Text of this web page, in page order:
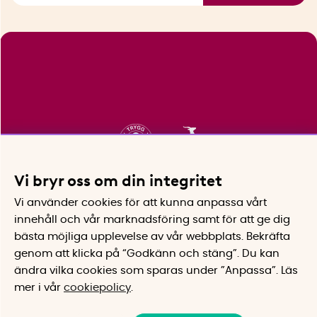
Vi bryr oss om din integritet
Vi använder cookies för att kunna anpassa vårt
innehåll och vår marknadsföring samt för att ge dig
bästa möjliga upplevelse av vår webbplats.
Bekräfta
genom att klicka på “Godkänn och stäng”. Du kan
ändra vilka cookies som sparas under ”Anpassa”.
Läs
mer i vår cookiepolicy